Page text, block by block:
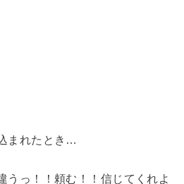
まれたとき…
うっ！！頼む！！信じてくれよ